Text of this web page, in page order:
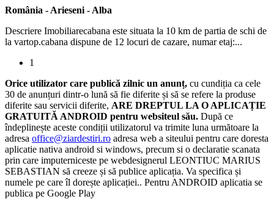
România - Arieseni - Alba
Descriere Imobiliarecabana este situata la 10 km de partia de schi de
la vartop.cabana dispune de 12 locuri de cazare, numar etaj:...
1
Orice utilizator care publică zilnic un anunț, cu cundiția ca cele
30 de anunțuri dintr-o lună să fie diferite și să se refere la produse
diferite sau servicii diferite, ARE DREPTUL LA O APLICAȚIE
GRATUITĂ ANDROID pentru websiteul său. După ce
îndeplinește aceste condiții utilizatorul va trimite luna următoare la
adresa office@ziardestiri.ro adresa web a siteului pentru care doresta
aplicatie nativa android si windows, precum si o declaratie scanata
prin care imputerniceste pe webdesignerul LEONTIUC MARIUS
SEBASTIAN să creeze și să publice aplicația. Va specifica și
numele pe care îl dorește aplicației.. Pentru ANDROID aplicatia se
publica pe Google Play